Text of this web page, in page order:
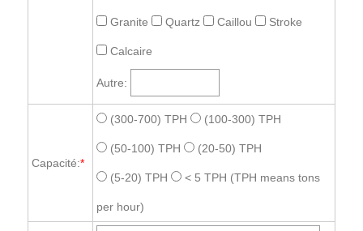
Granite Quartz Caillou Stroke
Calcaire
Autre:
Capacité:*
(300-700) TPH (100-300) TPH
(50-100) TPH (20-50) TPH
(5-20) TPH < 5 TPH (TPH means tons
per hour)